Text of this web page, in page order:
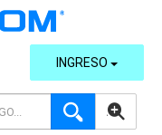
AVANZADA
INGRESO